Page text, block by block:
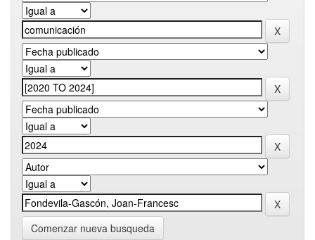
Comenzar nueva busqueda